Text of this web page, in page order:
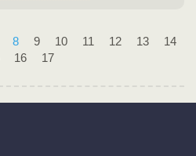
8 9 10 11 12 13
14
16 17